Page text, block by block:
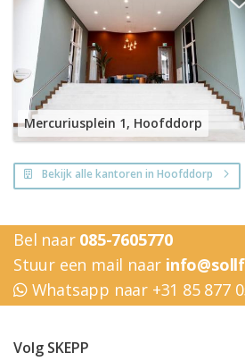
Mercuriusplein 1, Hoofddorp
Bekijk alle kantoren in Hoofddorp
Bel naar 085-7605770
Stuur een mail naar
Whatsapp naar +31 85 877
Volg SKEPP